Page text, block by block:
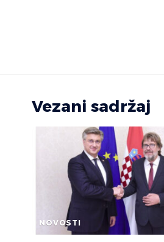
Vezani sadržaj
NOVOSTI